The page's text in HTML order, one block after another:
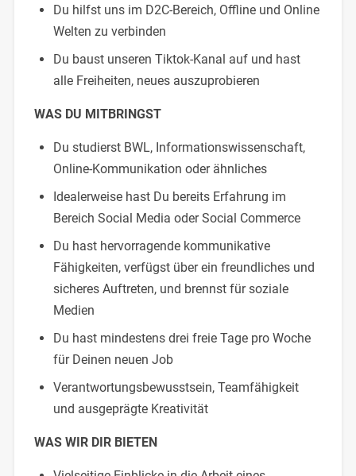
Du hilfst uns im D2C-Bereich, Offline und Online
Welten zu verbinden
Du baust unseren Tiktok-Kanal auf und hast
alle Freiheiten, neues auszuprobieren
WAS DU MITBRINGST
Du studierst BWL, Informationswissenschaft,
Online-Kommunikation oder ähnliches
Idealerweise hast Du bereits Erfahrung im
Bereich Social Media oder Social Commerce
Du hast hervorragende kommunikative
Fähigkeiten, verfügst über ein freundliches und
sicheres Auftreten, und brennst für soziale
Medien
Du hast mindestens drei freie Tage pro Woche
für Deinen neuen Job
Verantwortungsbewusstsein, Teamfähigkeit
und ausgeprägte Kreativität
WAS WIR DIR BIETEN